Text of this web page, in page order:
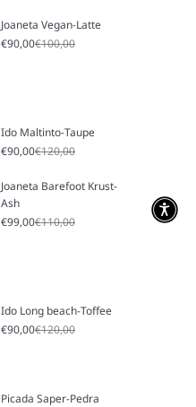
Joaneta Vegan-Latte
Preço promocional
€90,00Preço normal
€100,00
Ido Maltinto-Taupe
Preço promocional
€90,00Preço normal
€120,00
Joaneta Barefoot Krust-
Ash
Preço promocional
€99,00Preço normal
€110,00
Ido Long beach-Toffee
Preço promocional
€90,00Preço normal
€120,00
Picada Saper-Pedra